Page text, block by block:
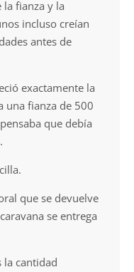
la fianza y la
incluso creían
antes de
exactamente la
una fianza de 500
que debía
que se devuelve
se entrega
la cantidad